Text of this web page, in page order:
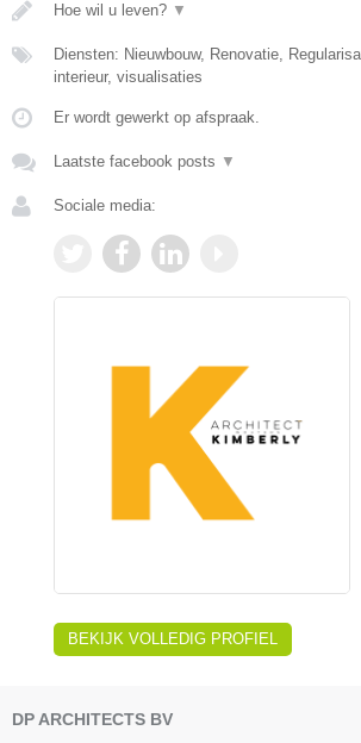
Hoe wil u leven? ▼
Diensten: Nieuwbouw, Renovatie,
interieur, visualisaties
Er wordt gewerkt op afspraak.
Laatste facebook posts ▼
Sociale media:
BEKIJK VOLLEDIG PROFIEL
DP ARCHITECTS BV